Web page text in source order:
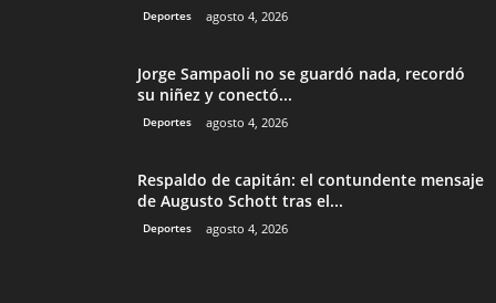
Deportes agosto 4, 2026
Jorge Sampaoli no se guardó nada, recordó
su niñez y conectó...
Deportes agosto 4, 2026
Respaldo de capitán: el contundente mensaje
de Augusto Schott tras el...
Deportes agosto 4, 2026